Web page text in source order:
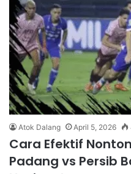
Atok Dalang April 5, 2026
Cara Efektif
Padang vs Persib